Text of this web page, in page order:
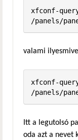
xfconf-
/panels/
valami
xfconf-
/panels/
Itt a legutolsó
oda azt a nevet